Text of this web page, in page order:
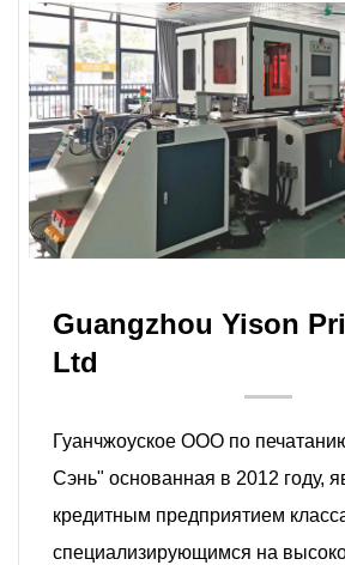
Guangzhou Yison
Ltd
Гуанчжоуское ООО по
Сэнь" основанная в 2012 году,
кредитным предприятием
специализирующимся на